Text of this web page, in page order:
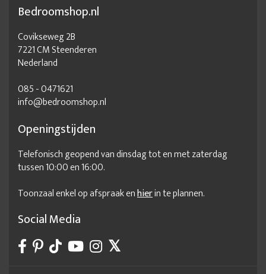
Bedroomshop.nl
Covikseweg 2B
7221 CM Steenderen
Nederland
085 - 0471621
info@bedroomshop.nl
Openingstijden
Telefonisch geopend van dinsdag tot en met zaterdag
tussen 10:00 en 16:00.
Toonzaal enkel op afspraak enhierin te plannen.
Social Media